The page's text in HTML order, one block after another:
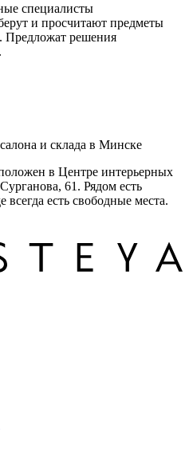
специалисты
и просчитают предметы
Предложат решения
и склада в Минске
в Центре интерьерных
61. Рядом есть
всегда есть свободные места.